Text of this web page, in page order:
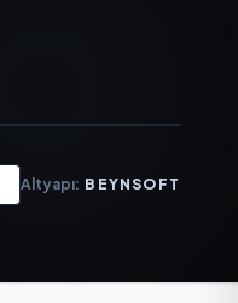
Altyapı: BEYNSOFT